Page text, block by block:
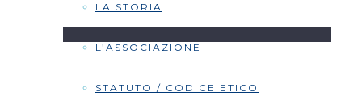
LA STORIA
L’ASSOCIAZIONE
STATUTO / CODICE ETICO